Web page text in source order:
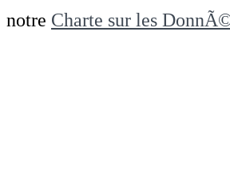
notre Charte sur les